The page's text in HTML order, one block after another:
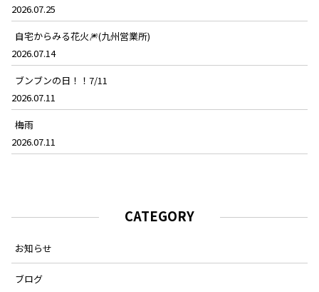
2026.07.25
自宅からみる花火🎆(九州営業所)
2026.07.14
ブンブンの日！！7/11
2026.07.11
梅雨
2026.07.11
CATEGORY
お知らせ
ブログ